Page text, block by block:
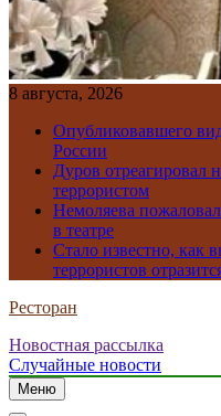
8 августа, 2026
Опубликовавшего
России
Дуров отреагировал
террористом
Немоляева
в театре
Стало известно, как
террористов
Ресторан
Новостная рассылка
Случайные новости
Меню